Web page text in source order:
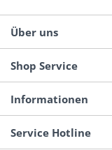
Über uns
Shop Service
Informationen
Service Hotline